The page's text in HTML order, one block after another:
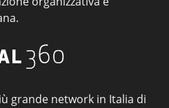
grande network in Italia di